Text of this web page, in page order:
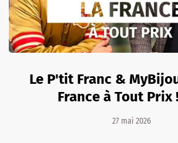
Le P'tit Franc &
France à Tout Prix
27 mai 2026